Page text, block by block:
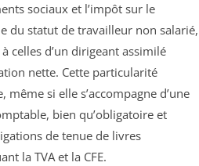
sociaux et l’impôt sur le
du statut de travailleur non salarié,
celles d’un dirigeant assimilé
nette. Cette particularité
si elle s’accompagne d’une
bien qu’obligatoire et
de tenue de livres
la TVA et la CFE.